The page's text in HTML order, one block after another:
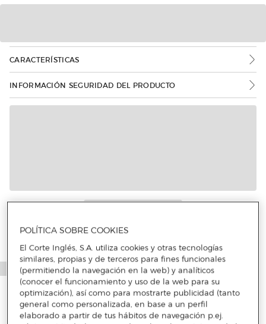
CARACTERÍSTICAS
INFORMACIÓN SEGURIDAD DEL PRODUCTO
POLÍTICA SOBRE COOKIES
El Corte Inglés, S.A. utiliza cookies y otras tecnologías
similares, propias y de terceros para fines funcionales
(permitiendo la navegación en la web) y analíticos
(conocer el funcionamiento y uso de la web para su
optimización), así como para mostrarte publicidad (tanto
general como personalizada, en base a un perfil
elaborado a partir de tus hábitos de navegación p.ej.